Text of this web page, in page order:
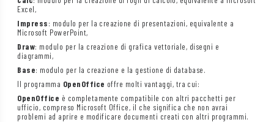
Excel,
Impress: modulo per la creazione di presentazioni, equivalente a
Microsoft PowerPoint,
Draw: modulo per la creazione di grafica vettoriale, disegni e
diagrammi,
Base: modulo per la creazione e la gestione di database.
Il programma OpenOffice offre molti vantaggi, tra cui:
OpenOffice è completamente compatibile con altri pacchetti per
ufficio, compreso Microsoft Office, il che significa che non avrai
problemi ad aprire e modificare documenti creati con altri programmi.